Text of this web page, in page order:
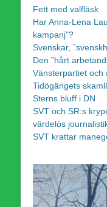
Fett med valfläsk
Har Anna-Lena
kampanj”?
Svenskar,
Den ”hårt
Vänsterpartiet och
Tidögängets
Sterns bluff i DN
SVT och SR:s
värdelös
SVT krattar